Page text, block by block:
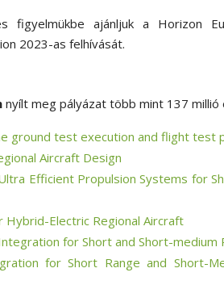
figyelmükbe ajánljuk a Horizon
2023-as felhívását.
nyílt meg pályázat több mint 137 millió
ground test execution and flight test
Aircraft Design
Efficient Propulsion Systems for
Hybrid-Electric Regional Aircraft
for Short and Short-medium
for Short Range and Short-